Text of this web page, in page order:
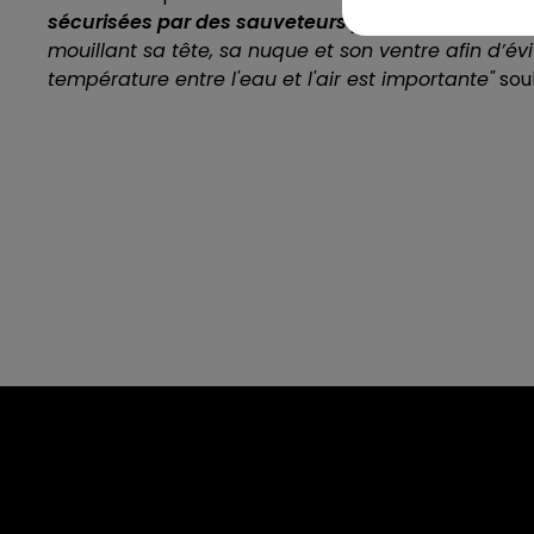
sécurisées par des sauveteurs professionnels
mouillant sa tête, sa nuque et son ventre afin
température entre l'eau et l'air est importante"